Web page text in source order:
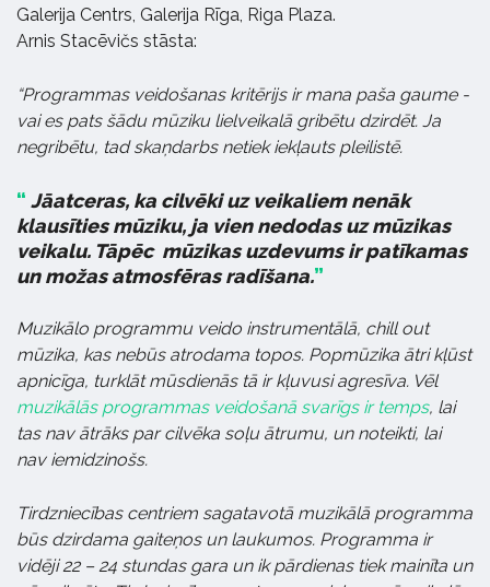
Galerija Centrs, Galerija Rīga, Riga Plaza.
Arnis Stacēvičs stāsta:
“Programmas veidošanas kritērijs ir mana paša gaume -
vai es pats šādu mūziku lielveikalā gribētu dzirdēt. Ja
negribētu, tad skaņdarbs netiek iekļauts pleilistē.
Jāatceras, ka cilvēki uz veikaliem nenāk
klausīties mūziku, ja vien nedodas uz mūzikas
veikalu. Tāpēc mūzikas uzdevums ir patīkamas
un možas atmosfēras radīšana.
Muzikālo programmu veido instrumentālā, chill out
mūzika, kas nebūs atrodama topos. Popmūzika ātri kļūst
apnicīga, turklāt mūsdienās tā ir kļuvusi agresīva. Vēl
muzikālās programmas veidošanā svarīgs ir temps, lai
tas nav ātrāks par cilvēka soļu ātrumu, un noteikti, lai
nav iemidzinošs.
Tirdzniecības centriem sagatavotā muzikālā programma
būs dzirdama gaiteņos un laukumos. Programma ir
vidēji 22 – 24 stundas gara un ik pārdienas tiek mainīta un